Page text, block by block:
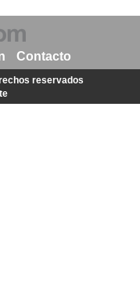
Contacto
reservados